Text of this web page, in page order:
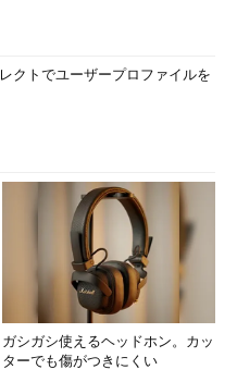
クトでユーザープロファイルを
ガシガシ使えるヘッドホン。カッ
ターでも傷がつきにくい